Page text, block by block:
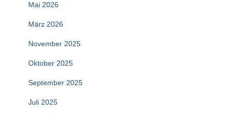
Mai 2026
März 2026
November 2025
Oktober 2025
September 2025
Juli 2025